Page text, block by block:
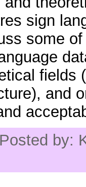
sign
some
fields
and
by: